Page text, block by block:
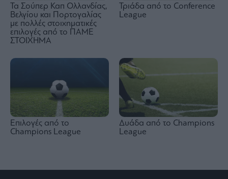
Τα Σούπερ Καπ Ολλανδίας,
Βελγίου και Πορτογαλίας
με πολλές στοιχηματικές
επιλογές από το ΠΑΜΕ
ΣΤΟΙΧΗΜΑ
Τριάδα από το Conference
League
Επιλογές από το
Champions League
Δυάδα από το Champions
League